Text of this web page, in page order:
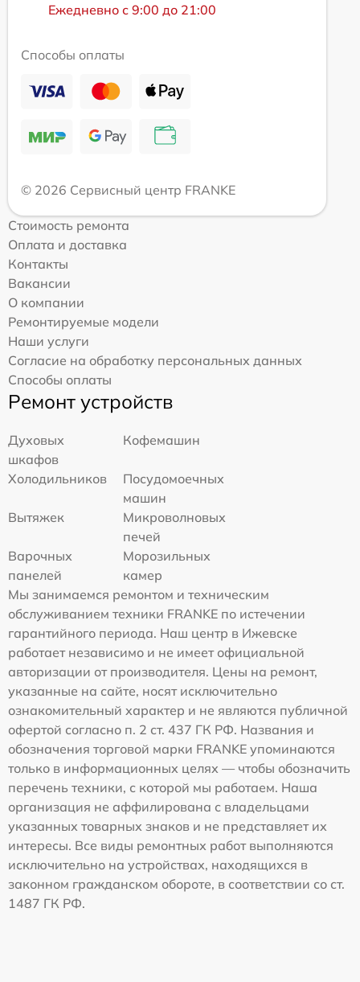
Ежедневно с 9:00 до 21:00
Способы оплаты
© 2026 Сервисный центр FRANKE
Стоимость ремонта
Оплата и доставка
Контакты
Вакансии
О компании
Ремонтируемые модели
Наши услуги
Согласие на обработку персональных данных
Способы оплаты
Ремонт устройств
Духовых
шкафов
Кофемашин
Холодильников
Посудомоечных
машин
Вытяжек
Микроволновых
печей
Варочных
панелей
Морозильных
камер
Мы занимаемся ремонтом и техническим
обслуживанием техники FRANKE по истечении
гарантийного периода. Наш центр в Ижевске
работает независимо и не имеет официальной
авторизации от производителя. Цены на ремонт,
указанные на сайте, носят исключительно
ознакомительный характер и не являются публичной
офертой согласно п. 2 ст. 437 ГК РФ. Названия и
обозначения торговой марки FRANKE упоминаются
только в информационных целях — чтобы обозначить
перечень техники, с которой мы работаем. Наша
организация не аффилирована с владельцами
указанных товарных знаков и не представляет их
интересы. Все виды ремонтных работ выполняются
исключительно на устройствах, находящихся в
законном гражданском обороте, в соответствии со ст.
1487 ГК РФ.